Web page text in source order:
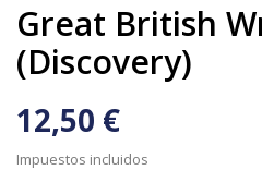
Great British
(Discovery)
12,50 €
Impuestos incluidos